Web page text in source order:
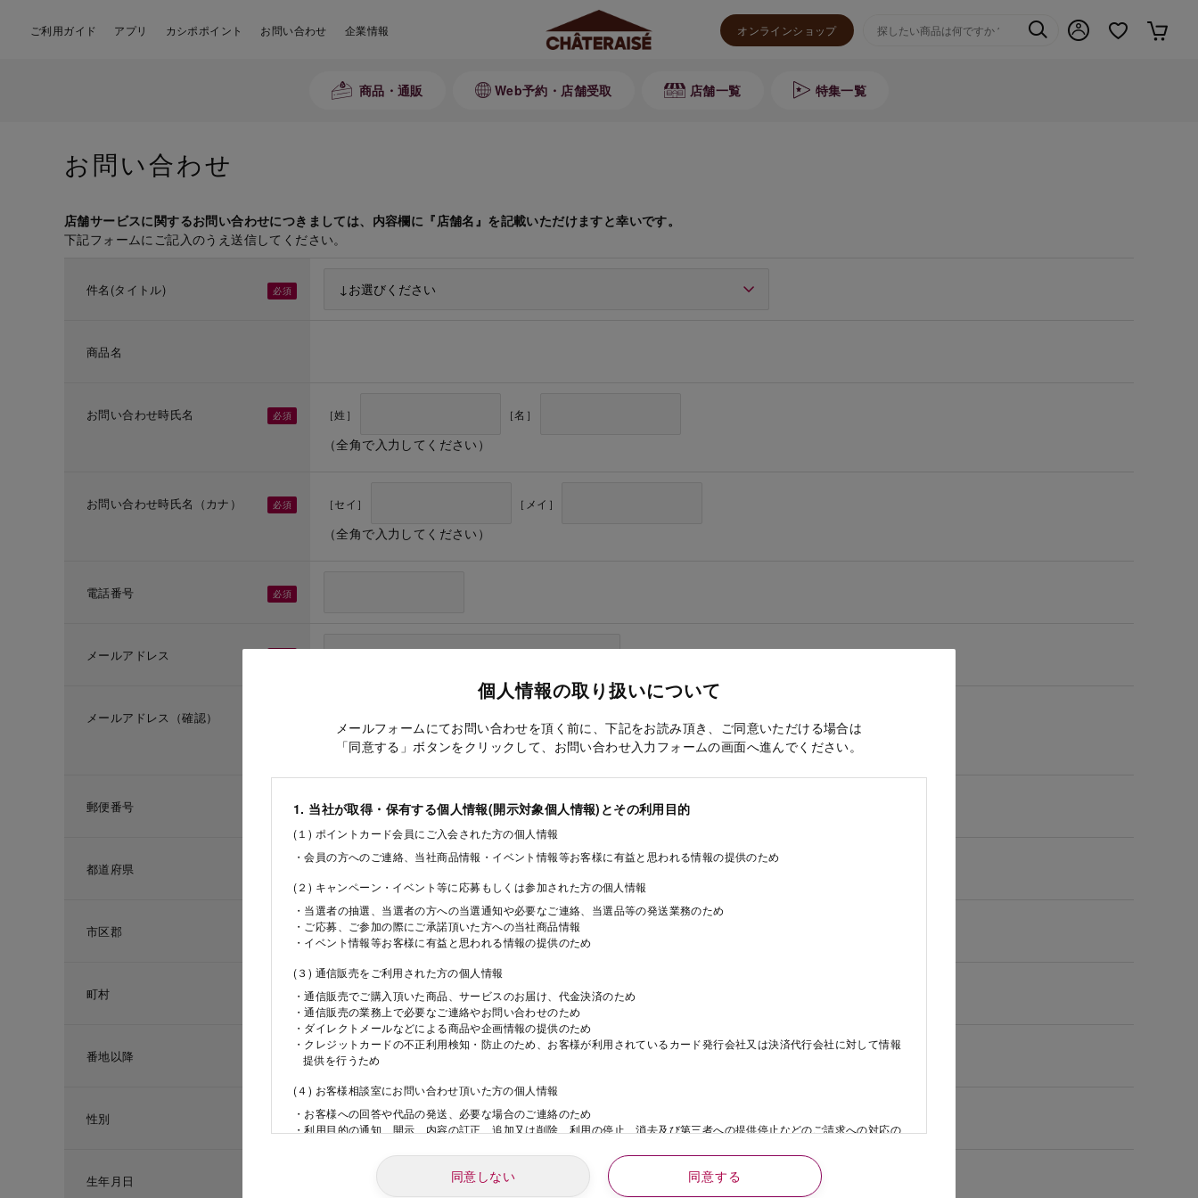
ご利用ガイド アプリ カシポポイント お問い合わせ 企業情報 オンラインショップ
商品・通販 Web予約・店舗受取 店舗一覧 特集一覧
お問い合わせ
店舗サービスに関するお問い合わせにつきましては、内容欄に『店舗名』を記載いただけますと幸いです。
下記フォームにご記入のうえ送信してください。
個人情報の取り扱いについて
メールフォームにてお問い合わせを頂く前に、下記をお読み頂き、ご同意いただける場合は
「同意する」ボタンをクリックして、お問い合わせ入力フォームの画面へ進んでください。
1. 当社が取得・保有する個人情報(開示対象個人情報)とその利用目的
(１) ポイントカード会員にご入会された方の個人情報
・会員の方へのご連絡、当社商品情報・イベント情報等お客様に有益と思われる情報の提供のため
(２) キャンペーン・イベント等に応募もしくは参加された方の個人情報
・当選者の抽選、当選者の方への当選通知や必要なご連絡、当選品等の発送業務のため
・ご応募、ご参加の際にご承諾頂いた方への当社商品情報
・イベント情報等お客様に有益と思われる情報の提供のため
(３) 通信販売をご利用された方の個人情報
・通信販売でご購入頂いた商品、サービスのお届け、代金決済のため
・通信販売の業務上で必要なご連絡やお問い合わせのため
・ダイレクトメールなどによる商品や企画情報の提供のため
・クレジットカードの不正利用検知・防止のため、お客様が利用されているカード発行会社又は決済代行会社に対して情報
提供を行うため
(４) お客様相談室にお問い合わせ頂いた方の個人情報
・お客様への回答や代品の発送、必要な場合のご連絡のため
・利用目的の通知、開示、内容の訂正、追加又は削除、利用の停止、消去及び第三者への提供停止などのご請求への対応の
(５) 当社の採用活動にご応募された方の個人情報
同意しない 同意する
件名(タイトル)
商品名
お問い合わせ時氏名 ［姓］ ［名］
（全角で入力してください）
お問い合わせ時氏名（カナ） ［セイ］ ［メイ］
（全角で入力してください）
電話番号
メールアドレス
メールアドレス（確認）
（メールアドレス確認のため再度入力をお願いします）
郵便番号
都道府県
市区郡
町村
番地以降
性別
生年月日 年